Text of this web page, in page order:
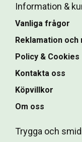
Information &
Vanliga frågor
Reklamation och
Policy & Cookies
Kontakta oss
Köpvillkor
Om oss
Trygga och